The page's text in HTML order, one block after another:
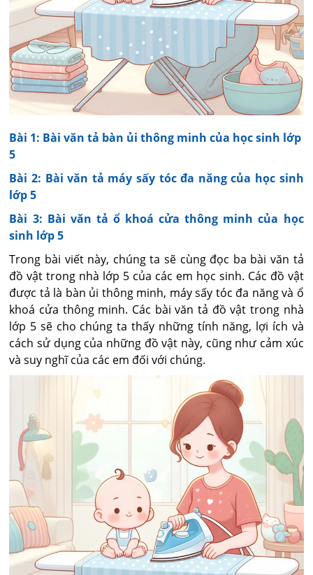
Bài 1: Bài văn tả bàn ủi thông minh của học sinh lớp
5
Bài 2: Bài văn tả máy sấy tóc đa năng của học sinh
lớp 5
Bài 3: Bài văn tả ổ khoá cửa thông minh của học
sinh lớp 5
Trong bài viết này, chúng ta sẽ cùng đọc ba bài văn tả
đồ vật trong nhà lớp 5 của các em học sinh. Các đồ vật
được tả là bàn ủi thông minh, máy sấy tóc đa năng và ổ
khoá cửa thông minh. Các bài văn tả đồ vật trong nhà
lớp 5 sẽ cho chúng ta thấy những tính năng, lợi ích và
cách sử dụng của những đồ vật này, cũng như cảm xúc
và suy nghĩ của các em đối với chúng.